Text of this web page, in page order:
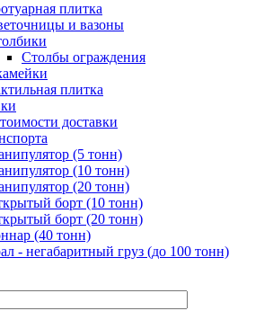
плитка
и вазоны
Столбы ограждения
плитка
доставки
(5 тонн)
(10 тонн)
(20 тонн)
борт (10 тонн)
борт (20 тонн)
(40 тонн)
- негабаритный груз (до 100 тонн)